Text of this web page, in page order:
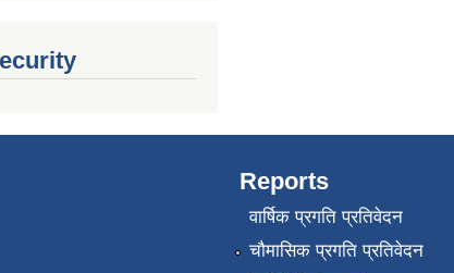
Reports
वार्षिक प्रगति प्रतिवेदन
चौमासिक प्रगति प्रतिवेदन